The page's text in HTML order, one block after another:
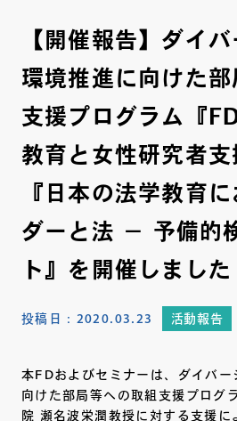
【開催報告】ダイ
環境推進に向けた部
支援プログラム『
教育と女性研究者
『日本の法学教育
ダーと法 － 予備的
ト』を開催しました
投稿日： 2020.03.23 活動報告
本FDおよびセミナーは、ダイバー
向けた部局等への取組支援プログ
院 瀬名波栄潤教授に対する支援に